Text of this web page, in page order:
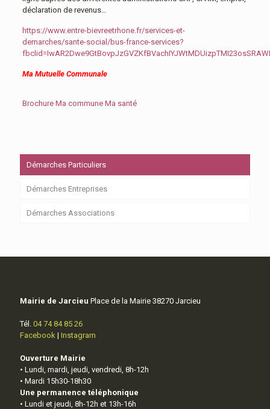
déclaration de revenus…
https://www.entre-bievreetrhone.fr/services-et-
demarches/sante-social/bus-france-services?
Ma Mutuelle Communale
Brochure Ma commune Ma santé
Démarches Particuliers
Démarches Entreprises
Démarches Associations
Mairie de Jarcieu Place de la Mairie 38270 Jarcieu
Tél. 04 74 84 85 26
Facebook | Instagram
Ouverture Mairie
• Lundi, mardi, jeudi, vendredi, 8h-12h
• Mardi 15h30-18h30
Une permanence téléphonique
• Lundi et jeudi, 8h-12h et 13h-16h